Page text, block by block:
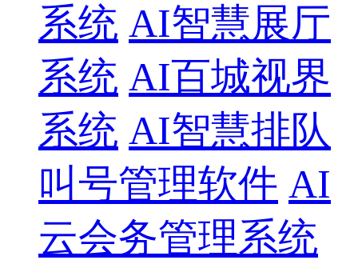
系统 AI智慧展厅
系统 AI百城视界
系统 AI智慧排队
叫号管理软件 AI
云会务管理系统